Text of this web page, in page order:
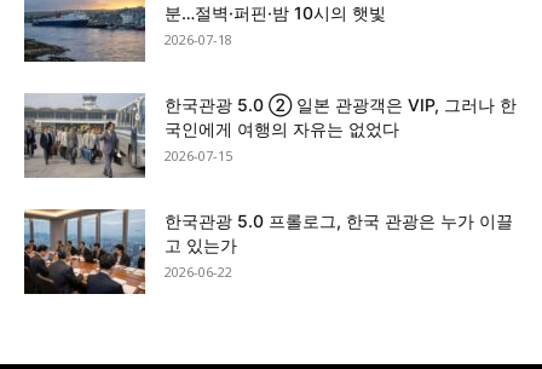
분…절벽·퍼핀·밤 10시의 햇빛
2026-07-18
한국관광 5.0 ② 일본 관광객은 VIP, 그러나 한
국인에게 여행의 자유는 없었다
2026-07-15
한국관광 5.0 프롤로그, 한국 관광은 누가 이끌
고 있는가
2026-06-22